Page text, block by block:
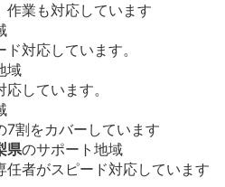
作業も対応しています
対応しています。
域
しています。
7割をカバーしています
県のサポート地域
者がスピード対応しています